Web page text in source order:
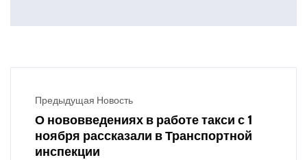
Предыдущая Новость
О нововведениях в работе такси с 1
ноября рассказали в Транспортной
инспекции